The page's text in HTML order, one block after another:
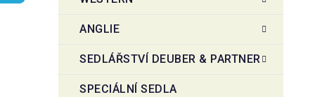
n
í
ANGLIE
SEDLÁŘSTVÍ DEUBER & PARTNER
SPECIÁLNÍ SEDLA